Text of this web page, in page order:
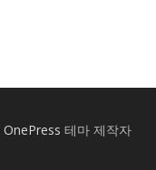
OnePress 테마 제작자